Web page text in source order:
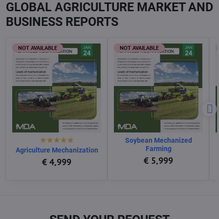
GLOBAL AGRICULTURE MARKET AND
BUSINESS REPORTS
NOT AVAILABLE
Agriculture Mechanization
€ 4,999
NOT AVAILABLE
Soybean Mechanized
Farming
€ 5,999